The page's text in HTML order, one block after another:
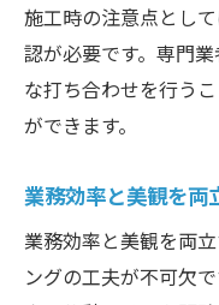
施工時の注意点とし
認が必要です。専門
な打ち合わせを行う
ができます。
業務効率と美観を両
業務効率と美観を両
ングの工夫が不可欠